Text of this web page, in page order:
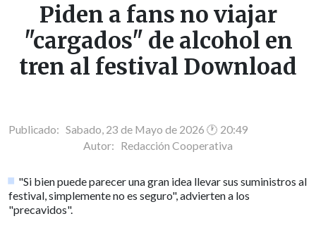
Piden a fans no viajar
"cargados" de alcohol en
tren al festival Download
Publicado: Sabado, 23 de Mayo de 2026 🕐 20:49
Autor: Redacción Cooperativa
"Si bien puede parecer una gran idea llevar sus suministros al
festival, simplemente no es seguro", advierten a los
"precavidos".